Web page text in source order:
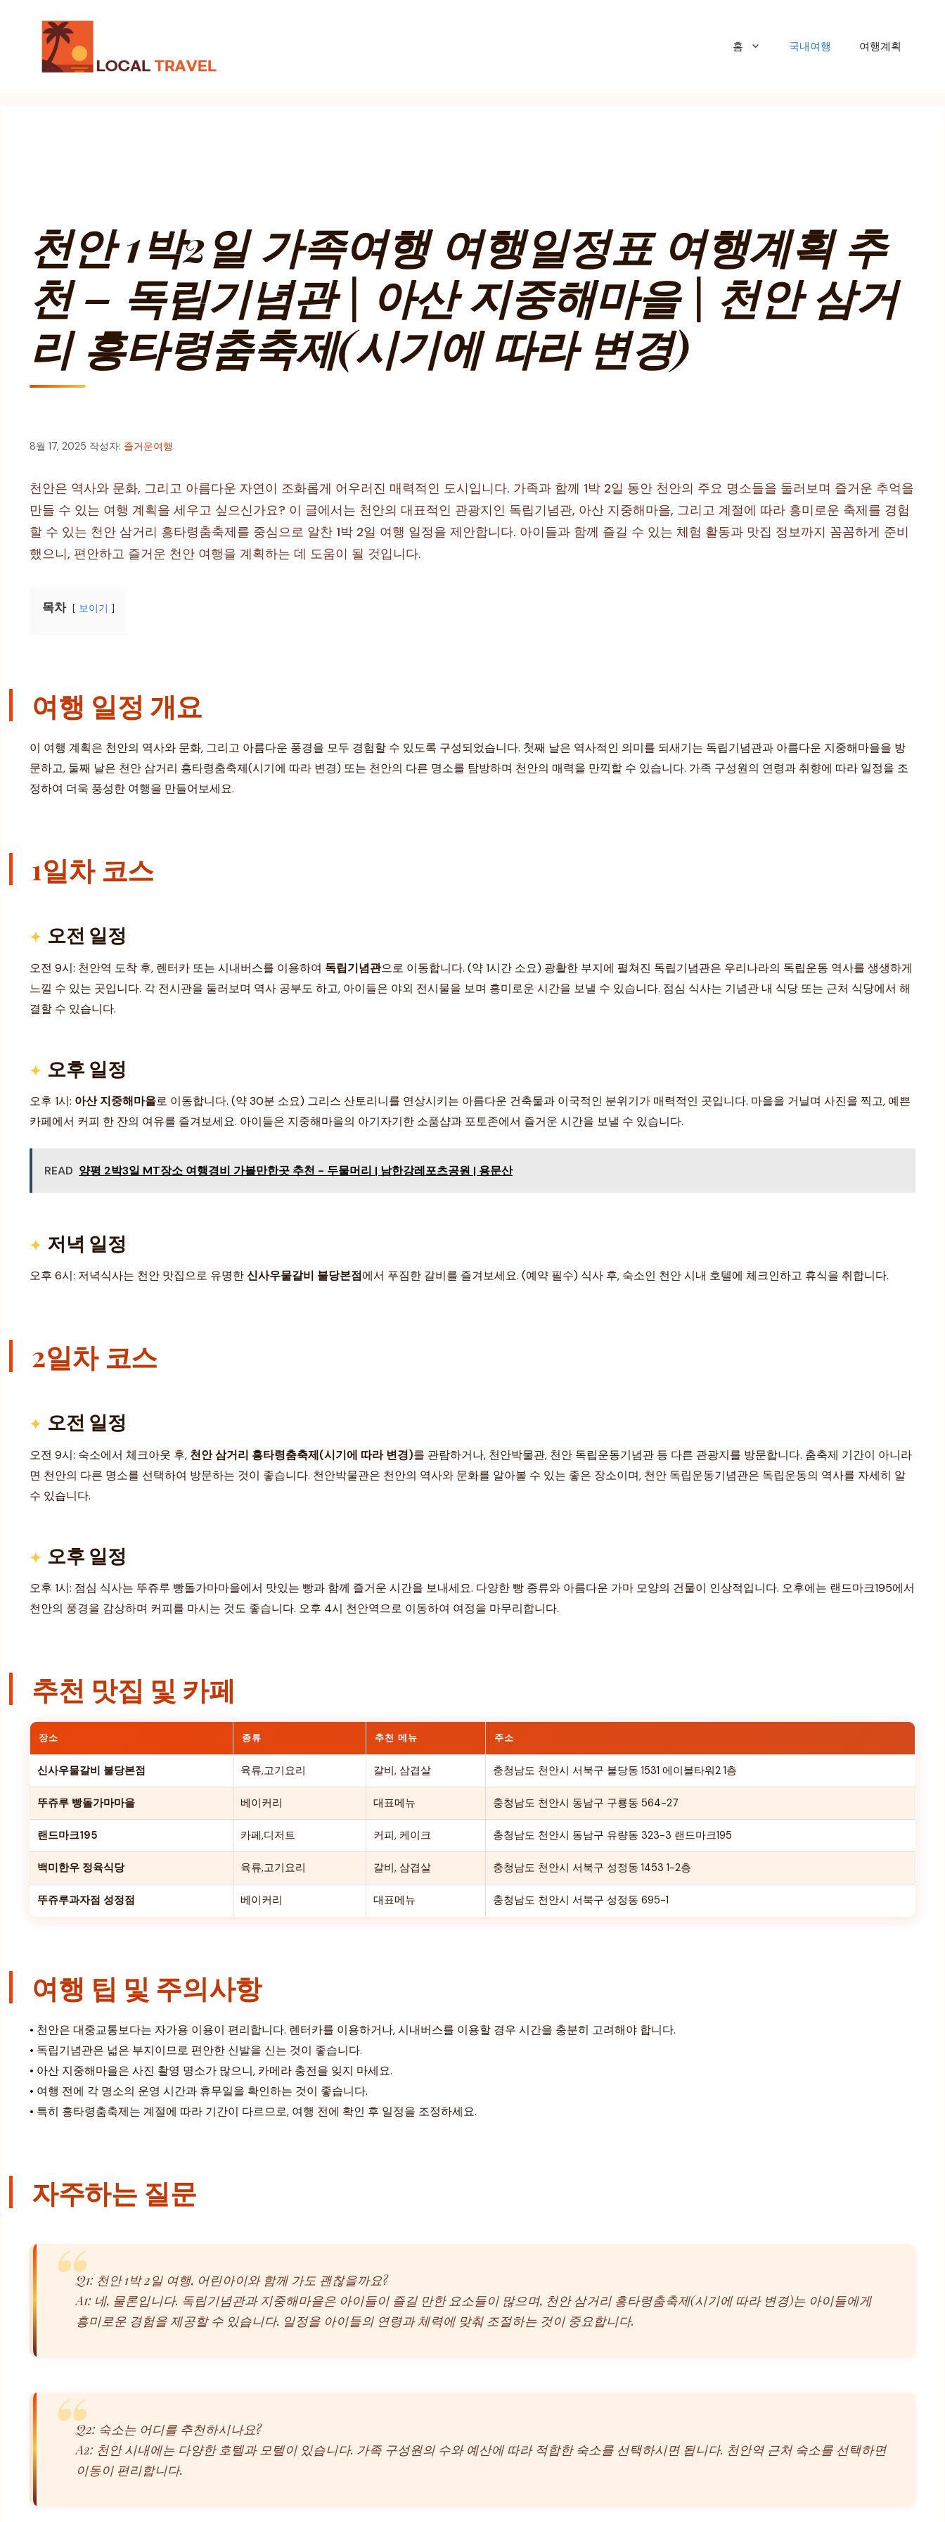
홈 국내여행 여행계획
천안 1박2일 가족여행 여행일정표 여행계획 추
천 – 독립기념관 | 아산 지중해마을 | 천안 삼거
리 흥타령춤축제(시기에 따라 변경)
8월 17, 2025 작성자: 즐거운여행
천안은 역사와 문화, 그리고 아름다운 자연이 조화롭게 어우러진 매력적인 도시입니다. 가족과 함께 1박 2일 동안 천안의 주요 명소들을 둘러보며 즐거운 추억을
만들 수 있는 여행 계획을 세우고 싶으신가요? 이 글에서는 천안의 대표적인 관광지인 독립기념관, 아산 지중해마을, 그리고 계절에 따라 흥미로운 축제를 경험
할 수 있는 천안 삼거리 흥타령춤축제를 중심으로 알찬 1박 2일 여행 일정을 제안합니다. 아이들과 함께 즐길 수 있는 체험 활동과 맛집 정보까지 꼼꼼하게 준비
했으니, 편안하고 즐거운 천안 여행을 계획하는 데 도움이 될 것입니다.
목차 보이기
여행 일정 개요
이 여행 계획은 천안의 역사와 문화, 그리고 아름다운 풍경을 모두 경험할 수 있도록 구성되었습니다. 첫째 날은 역사적인 의미를 되새기는 독립기념관과 아름다운 지중해마을을 방
문하고, 둘째 날은 천안 삼거리 흥타령춤축제(시기에 따라 변경) 또는 천안의 다른 명소를 탐방하며 천안의 매력을 만끽할 수 있습니다. 가족 구성원의 연령과 취향에 따라 일정을 조
정하여 더욱 풍성한 여행을 만들어보세요.
1일차 코스
오전 일정
오전 9시: 천안역 도착 후, 렌터카 또는 시내버스를 이용하여 독립기념관으로 이동합니다. (약 1시간 소요) 광활한 부지에 펼쳐진 독립기념관은 우리나라의 독립운동 역사를 생생하게
느낄 수 있는 곳입니다. 각 전시관을 둘러보며 역사 공부도 하고, 아이들은 야외 전시물을 보며 흥미로운 시간을 보낼 수 있습니다. 점심 식사는 기념관 내 식당 또는 근처 식당에서 해
결할 수 있습니다.
오후 일정
오후 1시: 아산 지중해마을로 이동합니다. (약 30분 소요) 그리스 산토리니를 연상시키는 아름다운 건축물과 이국적인 분위기가 매력적인 곳입니다. 마을을 거닐며 사진을 찍고, 예쁜
카페에서 커피 한 잔의 여유를 즐겨보세요. 아이들은 지중해마을의 아기자기한 소품샵과 포토존에서 즐거운 시간을 보낼 수 있습니다.
READ 양평 2박3일 MT장소 여행경비 가볼만한곳 추천 - 두물머리 | 남한강레포츠공원 | 용문산
저녁 일정
오후 6시: 저녁식사는 천안 맛집으로 유명한신사우물갈비 불당본점에서 푸짐한 갈비를 즐겨보세요. (예약 필수) 식사 후, 숙소인 천안 시내 호텔에 체크인하고 휴식을 취합니다.
2일차 코스
오전 일정
오전 9시: 숙소에서 체크아웃 후, 천안 삼거리 흥타령춤축제(시기에 따라 변경)를 관람하거나, 천안박물관, 천안 독립운동기념관 등 다른 관광지를 방문합니다. 춤축제 기간이 아니라
면 천안의 다른 명소를 선택하여 방문하는 것이 좋습니다. 천안박물관은 천안의 역사와 문화를 알아볼 수 있는 좋은 장소이며, 천안 독립운동기념관은 독립운동의 역사를 자세히 알
수 있습니다.
오후 일정
오후 1시: 점심 식사는 뚜쥬루 빵돌가마마을에서 맛있는 빵과 함께 즐거운 시간을 보내세요. 다양한 빵 종류와 아름다운 가마 모양의 건물이 인상적입니다. 오후에는 랜드마크195에서
천안의 풍경을 감상하며 커피를 마시는 것도 좋습니다. 오후 4시 천안역으로 이동하여 여정을 마무리합니다.
추천 맛집 및 카페
장소 종류 추천 메뉴 주소
신사우물갈비 불당본점 육류,고기요리 갈비, 삼겹살 충청남도 천안시 서북구 불당동 1531 에이블타워2 1층
뚜쥬루 빵돌가마마을 베이커리 대표메뉴 충청남도 천안시 동남구 구룡동 564-27
랜드마크195 카페,디저트 커피, 케이크 충청남도 천안시 동남구 유량동 323-3 랜드마크195
백미한우 정육식당 육류,고기요리 갈비, 삼겹살 충청남도 천안시 서북구 성정동 1453 1-2층
뚜쥬루과자점 성정점 베이커리 대표메뉴 충청남도 천안시 서북구 성정동 695-1
여행 팁 및 주의사항
• 천안은 대중교통보다는 자가용 이용이 편리합니다. 렌터카를 이용하거나, 시내버스를 이용할 경우 시간을 충분히 고려해야 합니다.
• 독립기념관은 넓은 부지이므로 편안한 신발을 신는 것이 좋습니다.
• 아산 지중해마을은 사진 촬영 명소가 많으니, 카메라 충전을 잊지 마세요.
• 여행 전에 각 명소의 운영 시간과 휴무일을 확인하는 것이 좋습니다.
• 특히 흥타령춤축제는 계절에 따라 기간이 다르므로, 여행 전에 확인 후 일정을 조정하세요.
자주하는 질문
Q1: 천안 1박 2일 여행, 어린아이와 함께 가도 괜찮을까요?
A1: 네, 물론입니다. 독립기념관과 지중해마을은 아이들이 즐길 만한 요소들이 많으며, 천안 삼거리 흥타령춤축제(시기에 따라 변경)는 아이들에게
흥미로운 경험을 제공할 수 있습니다. 일정을 아이들의 연령과 체력에 맞춰 조절하는 것이 중요합니다.
Q2: 숙소는 어디를 추천하시나요?
A2: 천안 시내에는 다양한 호텔과 모텔이 있습니다. 가족 구성원의 수와 예산에 따라 적합한 숙소를 선택하시면 됩니다. 천안역 근처 숙소를 선택하면
이동이 편리합니다.